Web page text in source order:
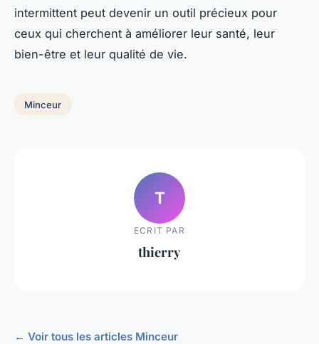
intermittent peut devenir un outil précieux pour
ceux qui cherchent à améliorer leur santé, leur
bien-être et leur qualité de vie.
Minceur
T
ECRIT PAR
thierry
← Voir tous les articles Minceur